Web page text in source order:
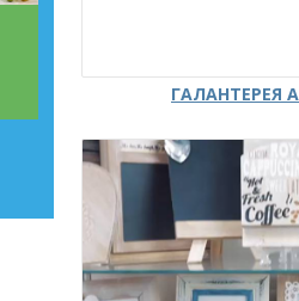
ГАЛАНТЕРЕЯ